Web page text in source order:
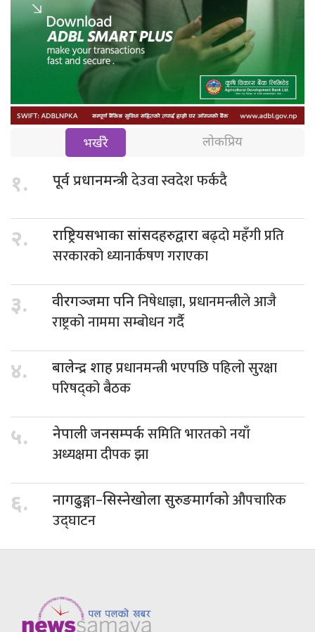
भर्खरै लोकप्रिय
१. पूर्व प्रधानमन्त्रीदेउवा स्वदेश फर्कदै
२. राष्ट्रियसभाका सांसदहरुद्वाराबढ्दो महँगी प्रति
सरकारको ध्यानार्कषण गराएका
३. वीरगञ्जमा पनिनिषेधाज्ञा, प्रधानमन्त्रीले आजै
राष्ट्रको नाममा सम्बोधन गर्दै
४. बालेन्द्र शाहप्रधानमन्त्री भएपछि पहिलो सुरक्षा
परिषद्को बैठक
५. नेपाली जनसम्पर्कसमिति भारतको नयाँ
अध्यक्षमा दीपक झा
६. नागढुङ्गा–सिस्नेखोला सुरुङमार्गकोऔपचारिक
उद्घाटन